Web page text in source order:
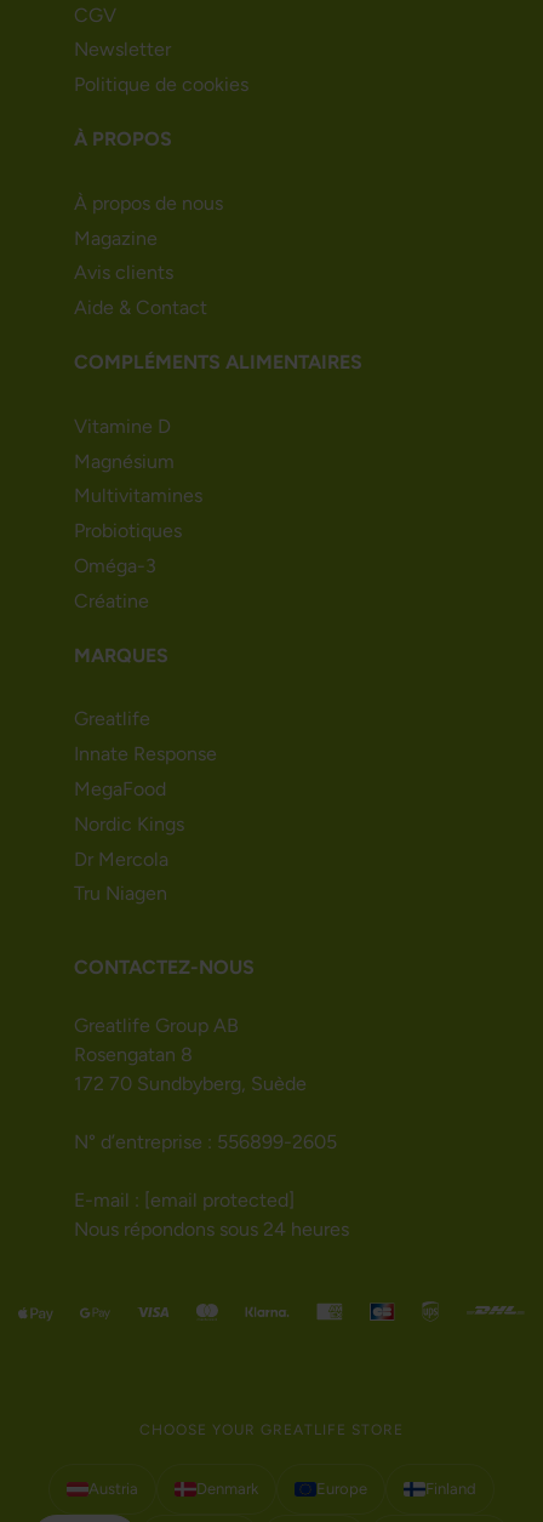
CGV
Newsletter
Politique de cookies
À PROPOS
À propos de nous
Magazine
Avis clients
Aide & Contact
COMPLÉMENTS ALIMENTAIRES
Vitamine D
Magnésium
Multivitamines
Probiotiques
Oméga-3
Créatine
MARQUES
Greatlife
Innate Response
MegaFood
Nordic Kings
Dr Mercola
Tru Niagen
CONTACTEZ-NOUS
Greatlife Group AB
Rosengatan 8
172 70 Sundbyberg, Suède
N° d’entreprise : 556899-2605
E-mail : [email protected]
Nous répondons sous 24 heures
CHOOSE YOUR GREATLIFE STORE
Austria Denmark Europe Finland